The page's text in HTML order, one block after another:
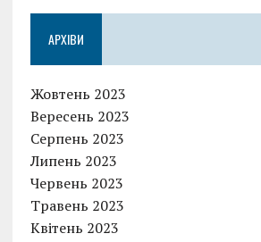
o
o
k
r A
p
g
АРХІВИ
Жовтень 2023
Вересень 2023
Серпень 2023
Липень 2023
Червень 2023
Травень 2023
Квітень 2023